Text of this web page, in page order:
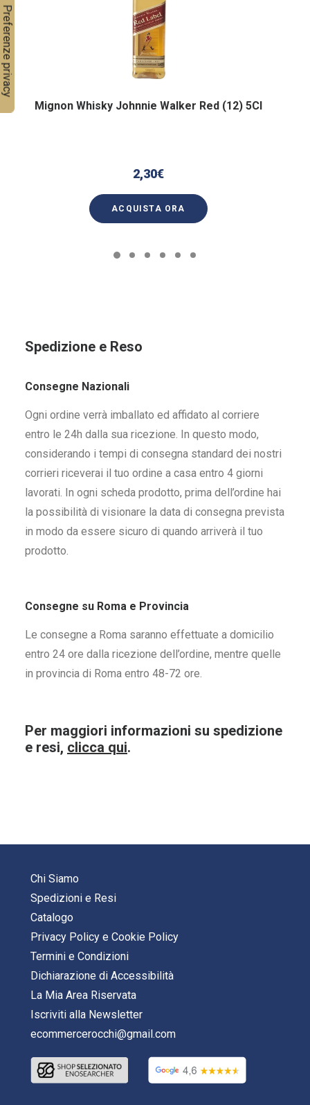
Mignon Whisky Johnnie Walker Red (12) 5Cl
2,30€
ACQUISTA ORA
Spedizione e Reso
Consegne Nazionali
Ogni ordine verrà imballato ed affidato al corriere
entro le 24h dalla sua ricezione. In questo modo,
considerando i tempi di consegna standard dei nostri
corrieri riceverai il tuo ordine a casa entro 4 giorni
lavorati. In ogni scheda prodotto, prima dell’ordine hai
la possibilità di visionare la data di consegna prevista
in modo da essere sicuro di quando arriverà il tuo
prodotto.
Consegne su Roma e Provincia
Le consegne a Roma saranno effettuate a domicilio
entro 24 ore dalla ricezione dell’ordine, mentre quelle
in provincia di Roma entro 48-72 ore.
Per maggiori informazioni su spedizione
e resi, clicca qui.
Chi Siamo
Spedizioni e Resi
Catalogo
Privacy Policy e Cookie Policy
Termini e Condizioni
Dichiarazione di Accessibilità
La Mia Area Riservata
Iscriviti alla Newsletter
ecommercerocchi@gmail.com